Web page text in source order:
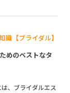
識【ブライダル】
めのベストなタ
、ブライダルエス